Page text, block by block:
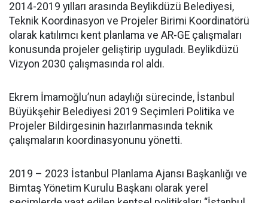
2014-2019 yılları arasında Beylikdüzü Belediyesi,
Teknik Koordinasyon ve Projeler Birimi Koordinatörü
olarak katılımcı kent planlama ve AR-GE çalışmaları
konusunda projeler geliştirip uyguladı. Beylikdüzü
Vizyon 2030 çalışmasında rol aldı.
Ekrem İmamoğlu’nun adaylığı sürecinde, İstanbul
Büyükşehir Belediyesi 2019 Seçimleri Politika ve
Projeler Bildirgesinin hazırlanmasında teknik
çalışmaların koordinasyonunu yönetti.
2019 – 2023 İstanbul Planlama Ajansı Başkanlığı ve
Bimtaş Yönetim Kurulu Başkanı olarak yerel